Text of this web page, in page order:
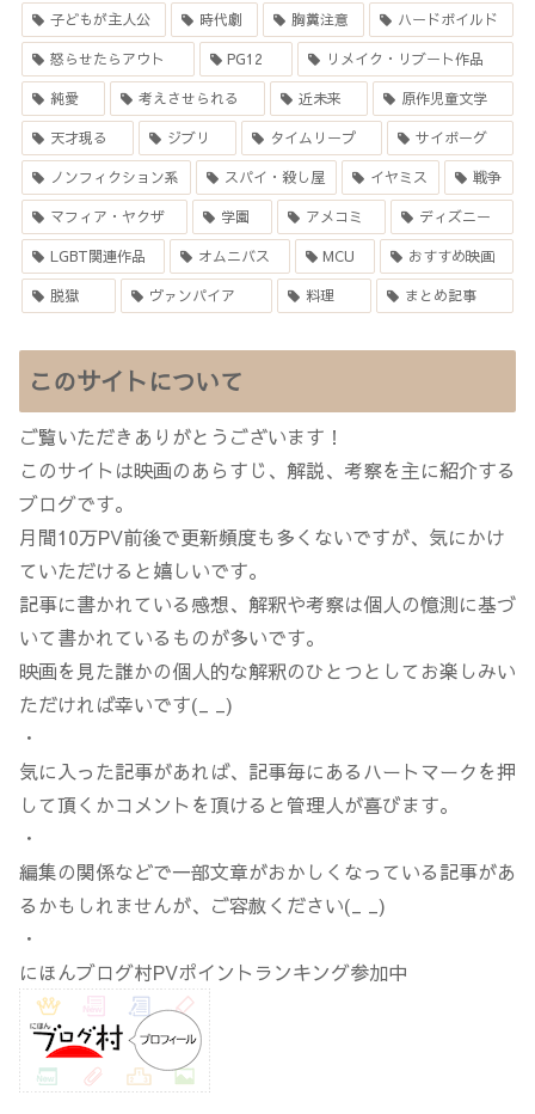
子どもが主人公 時代劇 胸糞注意 ハードボイルド
怒らせたらアウト PG12 リメイク・リブート作品
純愛 考えさせられる 近未来 原作児童文学
天才現る ジブリ タイムリープ サイボーグ
ノンフィクション系 スパイ・殺し屋 イヤミス 戦争
マフィア・ヤクザ 学園 アメコミ ディズニー
LGBT関連作品 オムニバス MCU おすすめ映画
脱獄 ヴァンパイア 料理 まとめ記事
このサイトについて
ご覧いただきありがとうございます！
このサイトは映画のあらすじ、解説、考察を主に紹介する
ブログです。
月間10万PV前後で更新頻度も多くないですが、気にかけ
ていただけると嬉しいです。
記事に書かれている感想、解釈や考察は個人の憶測に基づ
いて書かれているものが多いです。
映画を見た誰かの個人的な解釈のひとつとしてお楽しみい
ただければ幸いです(_ _)
・
気に入った記事があれば、記事毎にあるハートマークを押
して頂くかコメントを頂けると管理人が喜びます。
・
編集の関係などで一部文章がおかしくなっている記事があ
るかもしれませんが、ご容赦ください(_ _)
・
にほんブログ村PVポイントランキング参加中